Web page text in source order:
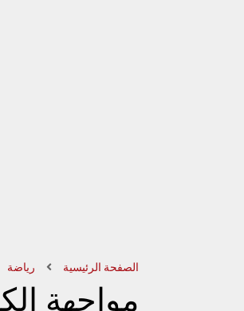
الصفحة الرئيسية رياضة
مواجهة